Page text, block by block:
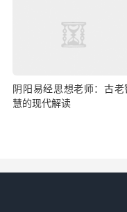
阴阳易经思想老师：古老
慧的现代解读